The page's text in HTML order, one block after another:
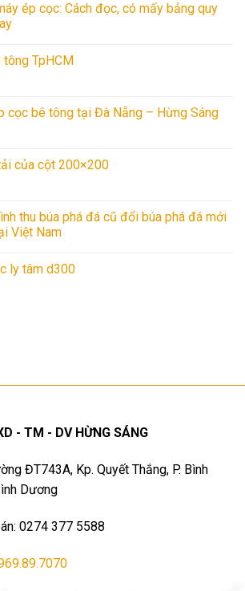
ép cọc: Cách đọc, có mấy bảng quy
tông TpHCM
cọc bê tông tại Đà Nẵng – Hừng Sáng
của cột 200×200
thu búa phá đá cũ đổi búa phá đá mới
Việt Nam
ly tâm d300
- TM - DV HỪNG SÁNG
ĐT743A, Kp. Quyết Thắng, P. Bình
Dương
0274 377 5588